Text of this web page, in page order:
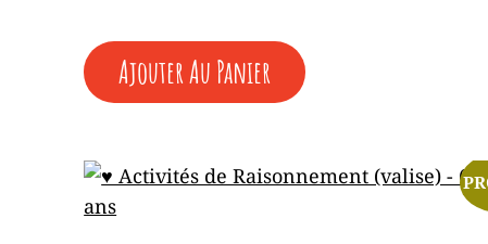
était :
250,00 €.
est :
200,00 €.
Ajouter Au Panier